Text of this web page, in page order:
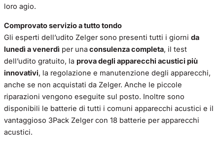
loro agio.
Comprovato servizio a tutto tondo
Gli esperti dell’udito Zelger sono presenti tutti i giorni da
lunedì a venerdì per una consulenza completa, il test
dell’udito gratuito, la prova degli apparecchi acustici più
innovativi, la regolazione e manutenzione degli apparecchi,
anche se non acquistati da Zelger. Anche le piccole
riparazioni vengono eseguite sul posto. Inoltre sono
disponibili le batterie di tutti i comuni apparecchi acustici e il
vantaggioso 3Pack Zelger con 18 batterie per apparecchi
acustici.